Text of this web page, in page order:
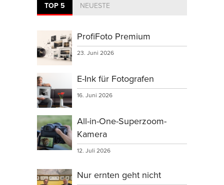
TOP 5 NEUESTE
ProfiFoto Premium
23. Juni 2026
E-Ink für Fotografen
16. Juni 2026
All-in-One-Superzoom-
Kamera
12. Juli 2026
Nur ernten geht nicht